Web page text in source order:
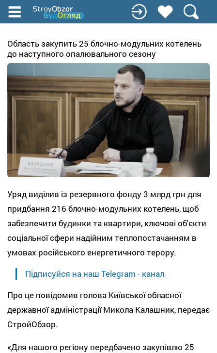
Перейти
до
вмісту
Область закупить 25 блочно-модульних котелень
до наступного опалювального сезону
Уряд виділив із резервного фонду 3 млрд грн для
придбання 216 блочно-модульних котелень, щоб
забезпечити будинки та квартири, ключові об'єкти
соціальної сфери надійним теплопостачанням в
умовах російського енергетичного терору.
Підписуйся на наш Telegram - канал
Про це повідомив голова Київської обласної
державної адміністрації Микола Калашник, передає
СтройОбзор.
«Для нашого регіону передбачено закупівлю 25